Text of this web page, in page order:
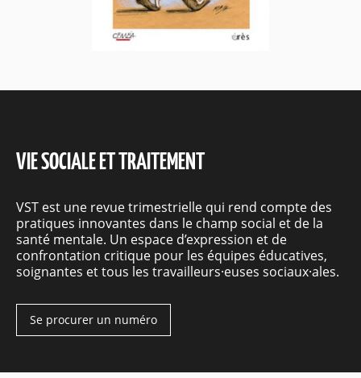
VIE SOCIALE ET TRAITEMENT
VST est une revue trimestrielle qui rend compte des
pratiques innovantes dans le champ social et de la
santé mentale. Un espace d’expression et de
confrontation critique pour les équipes éducatives,
soignantes et tous les travailleurs·euses sociaux·ales.
Se procurer un numéro